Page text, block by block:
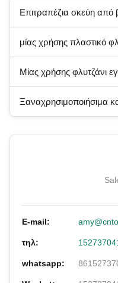
Επιτραπέζια σκεύη
μίας χρήσης πλαστικό
Μίας χρήσης φλυτζάνι
Ξαναχρησιμοποιήσιμα
E-mail:
τηλ:
whatsapp: